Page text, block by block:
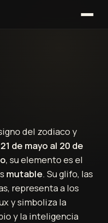
del zodiaco y
21 de mayo al 20 de
, su elemento es el
mutable. Su glifo, las
representa a los
y simboliza la
y la inteligencia